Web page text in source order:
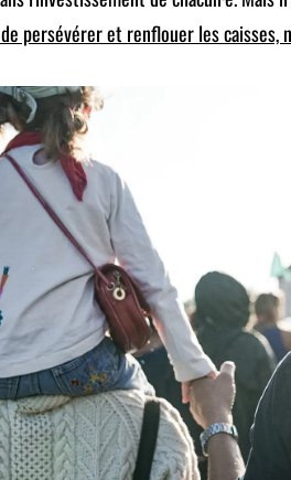
persévérer et renflouer les caisses,